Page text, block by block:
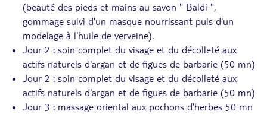
(beauté des pieds et mains au savon " Baldi ",
gommage suivi d'un masque nourrissant puis d'un
modelage à l'huile de verveine).
Jour 2 : soin complet du visage et du décolleté aux
actifs naturels d'argan et de figues de barbarie (50 mn)
Jour 2 : soin complet du visage et du décolleté aux
actifs naturels d'argan et de figues de barbarie (50 mn)
Jour 3 : massage oriental aux pochons d’herbes 50 mn